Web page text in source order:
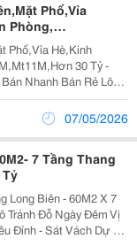
Phố,Vỉa
Phòng,
Phố,Vỉa Hè,Kinh
30 Tỷ -
Nhanh Bán Rẻ Lô
Trị Có Thể Kinh Doanh
Xưởng, Đập Ra Xây Tòa
07/05/2026
7 Tầng Thang
Long Biên - 60M2 X 7
Tránh Đỗ Ngày Đêm Vị
Đỉnh - Sát Vách Dự Án